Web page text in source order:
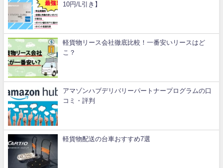
10円/L引き】
軽貨物リース会社徹底比較！一番安いリースはど
こ？
アマゾンハブデリバリーパートナープログラムの口
コミ・評判
軽貨物配送の台車おすすめ7選